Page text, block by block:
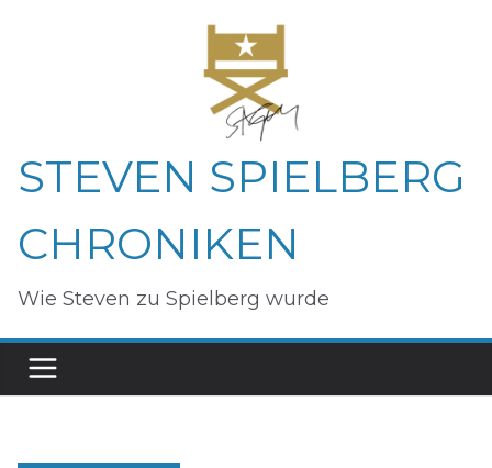
STEVEN SPIELBERG
CHRONIKEN
Wie Steven zu Spielberg wurde